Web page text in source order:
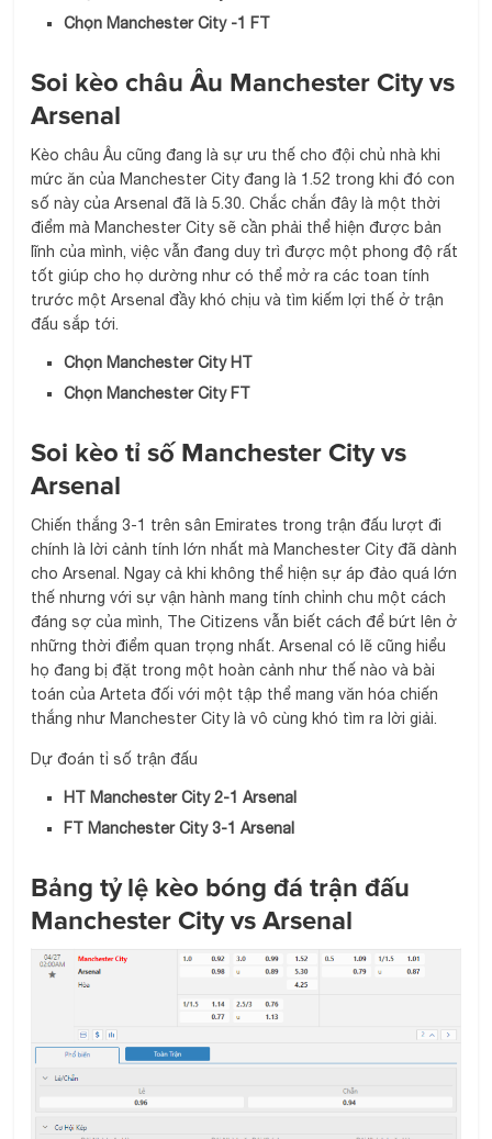
Chọn Manchester City -1 FT
Soi kèo châu Âu Manchester City vs
Arsenal
Kèo châu Âu cũng đang là sự ưu thế cho đội chủ nhà khi
mức ăn của Manchester City đang là 1.52 trong khi đó con
số này của Arsenal đã là 5.30. Chắc chắn đây là một thời
điểm mà Manchester City sẽ cần phải thể hiện được bản
lĩnh của mình, việc vẫn đang duy trì được một phong độ rất
tốt giúp cho họ dường như có thể mở ra các toan tính
trước một Arsenal đầy khó chịu và tìm kiếm lợi thế ở trận
đấu sắp tới.
Chọn Manchester City HT
Chọn Manchester City FT
Soi kèo tỉ số Manchester City vs
Arsenal
Chiến thắng 3-1 trên sân Emirates trong trận đấu lượt đi
chính là lời cảnh tính lớn nhất mà Manchester City đã dành
cho Arsenal. Ngay cả khi không thể hiện sự áp đảo quá lớn
thế nhưng với sự vận hành mang tính chỉnh chu một cách
đáng sợ của mình, The Citizens vẫn biết cách để bứt lên ở
những thời điểm quan trọng nhất. Arsenal có lẽ cũng hiểu
họ đang bị đặt trong một hoàn cảnh như thế nào và bài
toán của Arteta đối với một tập thể mang văn hóa chiến
thắng như Manchester City là vô cùng khó tìm ra lời giải.
Dự đoán tỉ số trận đấu
HT Manchester City 2-1 Arsenal
FT Manchester City 3-1 Arsenal
Bảng tỷ lệ kèo bóng đá trận đấu
Manchester City vs Arsenal